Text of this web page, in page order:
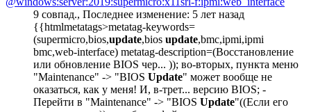
9 совпад., Последнее изменение: 5 лет назад
{{htmlmetatags>metatag-keywords=
(supermicro,bios,update,bios update,bmc,ipmi,ipmi
bmc,web-interface) metatag-description=(Восстановление
или обновление BIOS чер... )); во-вторых, пункта меню
"Maintenance" -> "BIOS Update" может вообще не
оказаться, как у меня! И, в-трет... версию BIOS; -
Перейти в "Maintenance" -> "BIOS Update"((Если его